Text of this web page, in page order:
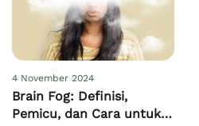
akibat masalah ini.[1]
Meskipun lebih rentan pada
wanita, namun pria juga bisa
mengalaminya. […]
4 November 2024
Brain Fog: Definisi,
Pemicu, dan Cara untuk